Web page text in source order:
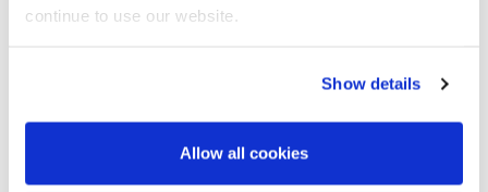
continue to use our website.
Show details
Allow all cookies
Контакты и